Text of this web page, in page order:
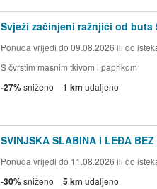
Svježi začinjeni ražnjići od buta
Ponuda vrijedi do 09.08.2026 ili do
S čvrstim masnim tkivom i paprikom
-27%sniženo 1 km udaljeno
SVINJSKA SLABINA I LEĐA BEZ
Ponuda vrijedi do 11.08.2026 ili do
-30%sniženo 5 km udaljeno